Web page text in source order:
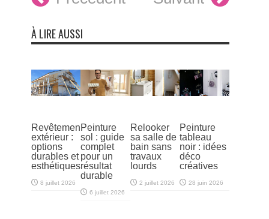
À LIRE AUSSI
Revêtement
extérieur :
options
durables et
esthétiques
8 juillet 2026
Peinture
sol : guide
complet
pour un
résultat
durable
6 juillet 2026
Relooker
sa salle de
bain sans
travaux
lourds
2 juillet 2026
Peinture
tableau
noir : idées
déco
créatives
28 juin 2026